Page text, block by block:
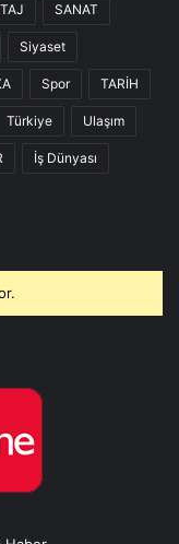
SANAT
Siyaset
Spor TARİH
Türkiye Ulaşım
İş Dünyası